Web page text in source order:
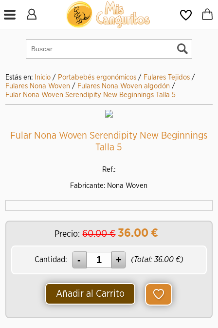
Estás en: Inicio / Portabebés ergonómicos / Fulares Tejidos /
Fulares Nona Woven / Fulares Nona Woven algodón /
Fular Nona Woven Serendipity New Beginnings Talla 5
Fular Nona Woven Serendipity New Beginnings
Talla 5
Ref.:
Fabricante: Nona Woven
Precio: 60.00€ 36.00 €
Cantidad: (Total: 36.00€)
Añadir al Carrito